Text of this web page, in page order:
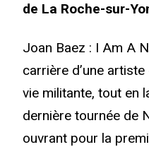
de La Roche-sur-
Joan Baez : I Am A
carrière d’une
vie militante, tout en
dernière tournée de
ouvrant pour la